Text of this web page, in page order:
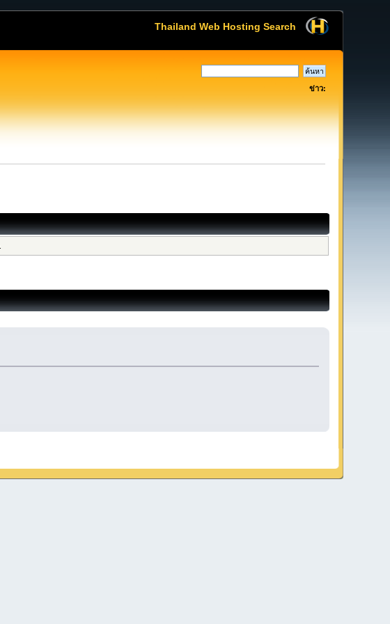
Thailand Web Hosting Search
ข่าว: